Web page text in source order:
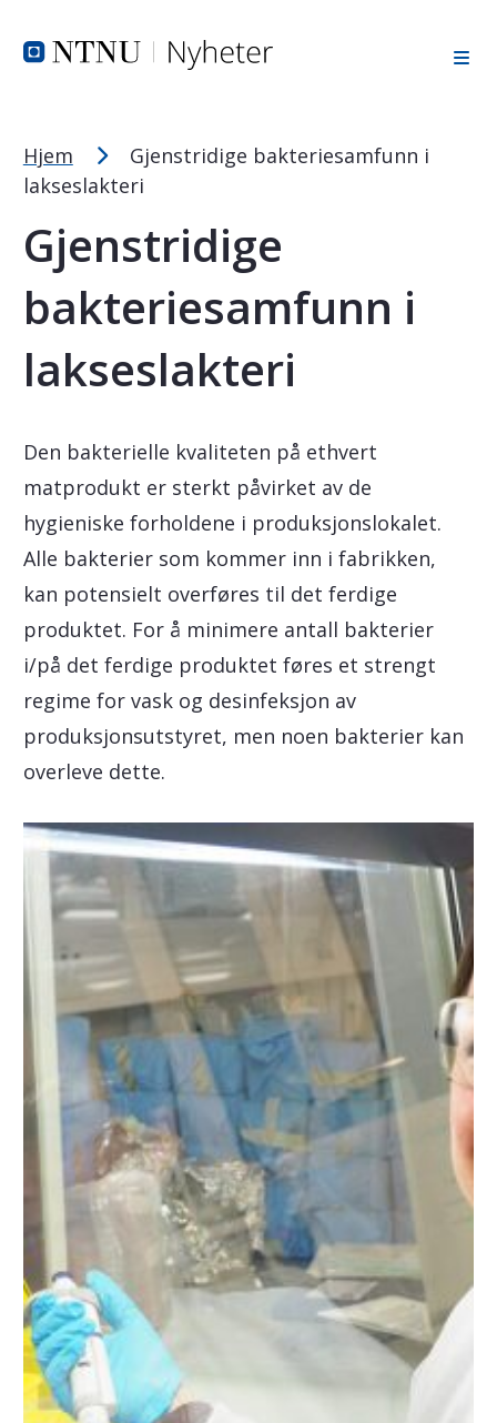
PC: Press ned CTRL og klikk på + (pluss) for å forstørre
Hjem
Gjenstridige bakteriesamfunn i
lakseslakteri
Gjenstridige
bakteriesamfunn i
lakseslakteri
Den bakterielle kvaliteten på ethvert
matprodukt er sterkt påvirket av de
hygieniske forholdene i produksjonslokalet.
Alle bakterier som kommer inn i fabrikken,
kan potensielt overføres til det ferdige
produktet. For å minimere antall bakterier
i/på det ferdige produktet føres et strengt
regime for vask og desinfeksjon av
produksjonsutstyret, men noen bakterier kan
overleve dette.